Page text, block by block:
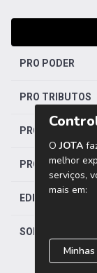
PRO PODER
PRO TRIBUTOS
PRO
PRO SAÚDE
EDITORIAS
SOBRE O JOTA